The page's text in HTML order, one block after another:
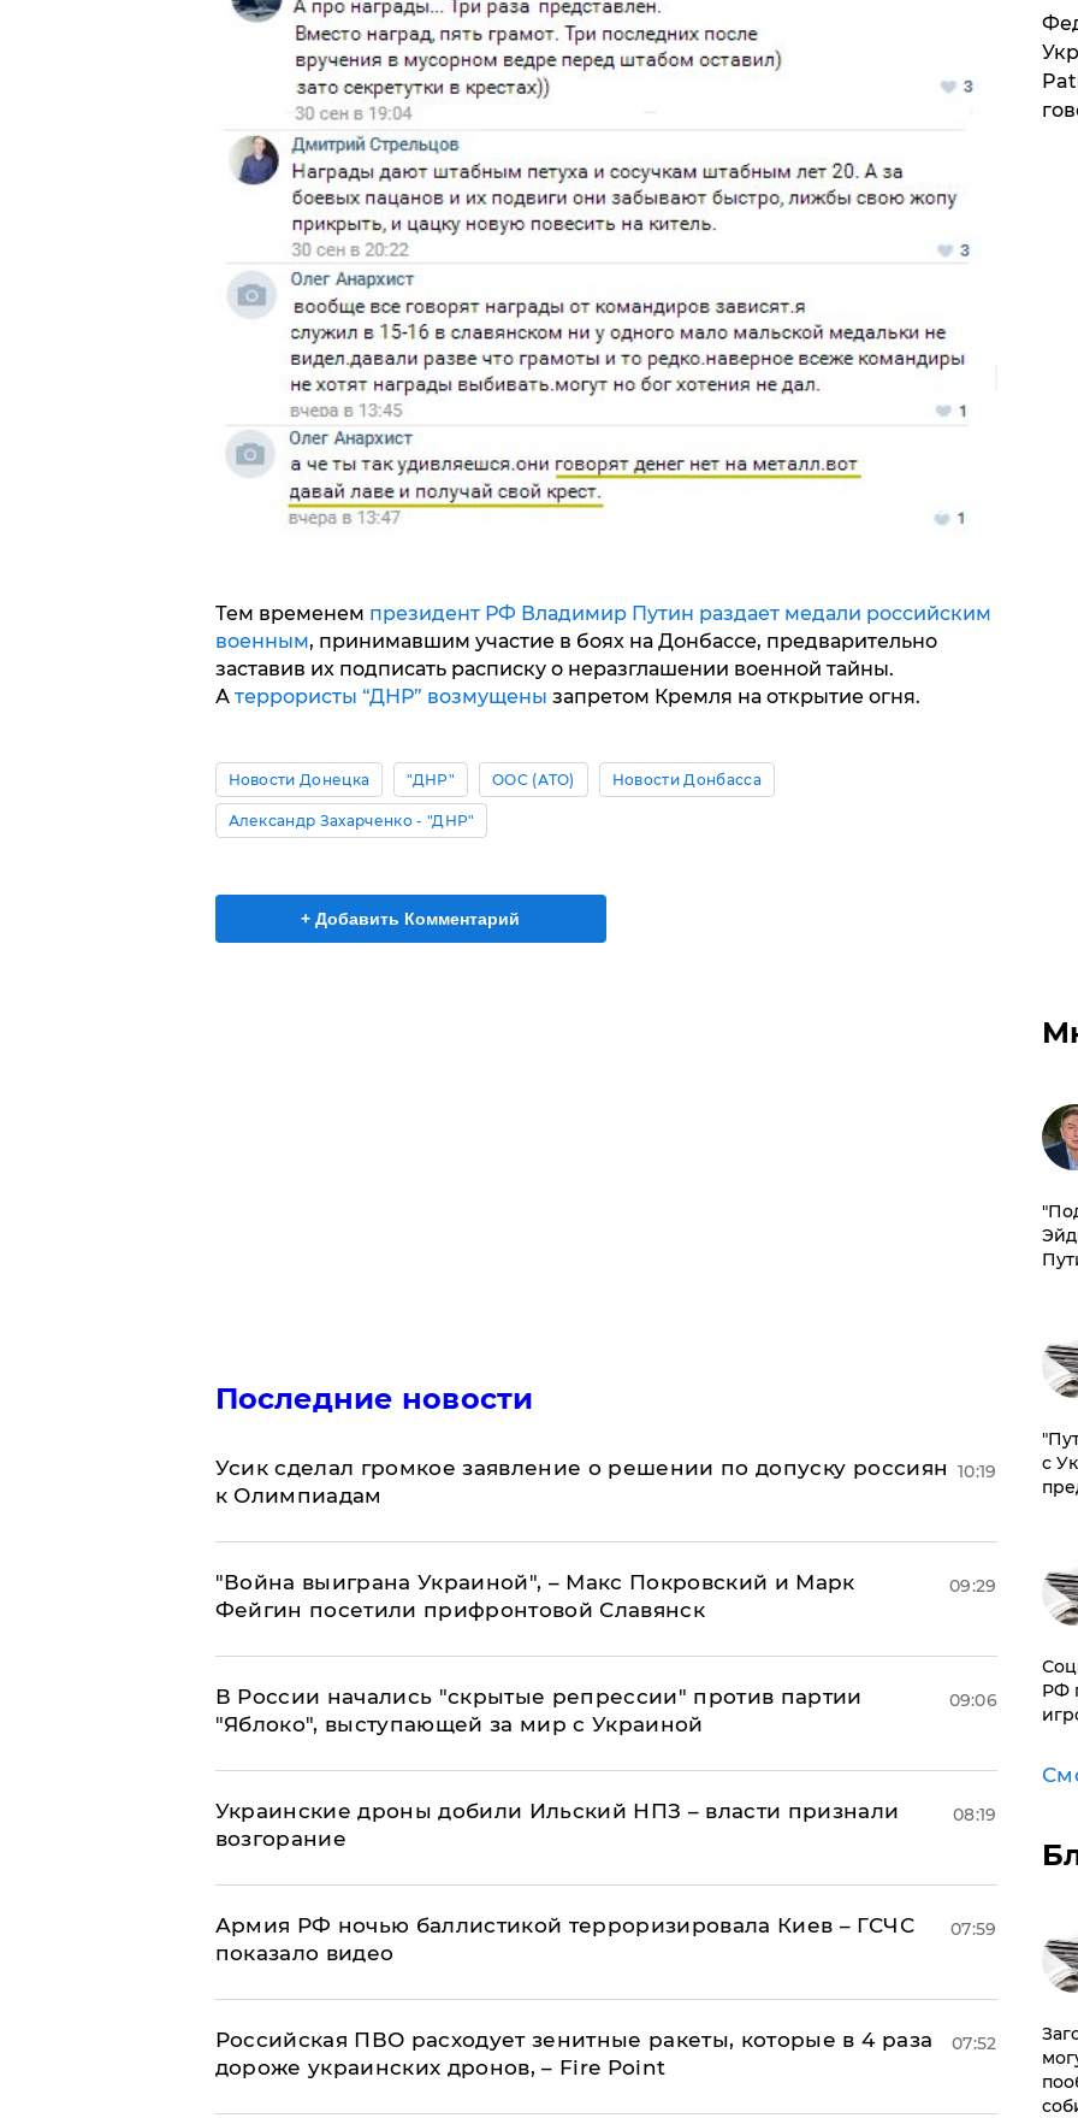
Тем временем президент РФ Владимир Путин раздает медали российским
военным, принимавшим участие в боях на Донбассе, предварительно
заставив их подписать расписку о неразглашении военной тайны.
А террористы “ДНР” возмущены запретом Кремля на открытие огня.
Новости Донецка "ДНР" ООС (АТО) Новости Донбасса
Александр Захарченко - "ДНР"
+ Добавить Комментарий
Последние новости
Усик сделал громкое заявление о решении по допуску россиян
к Олимпиадам
10:19
"Война выиграна Украиной", – Макс Покровский и Марк
Фейгин посетили прифронтовой Славянск
09:29
В России начались "скрытые репрессии" против партии
"Яблоко", выступающей за мир с Украиной
09:06
Украинские дроны добили Ильский НПЗ – власти признали
возгорание
08:19
Армия РФ ночью баллистикой терроризировала Киев – ГСЧС
показало видео
07:59
Российская ПВО расходует зенитные ракеты, которые в 4 раза
дороже украинских дронов, – Fire Point
07:52
с
РФ